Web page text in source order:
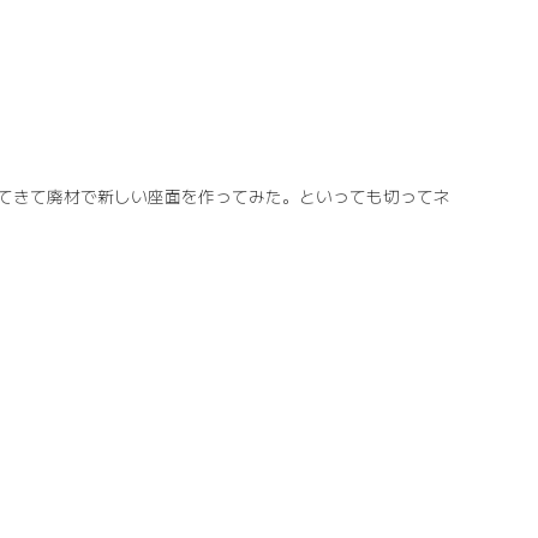
て廃材で新しい座面を作ってみた。といっても切ってネ